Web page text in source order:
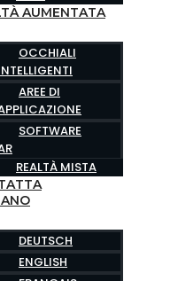
AUMENTATA
OCCHIALI
AREE DI
SOFTWARE
REALTÀ MISTA
DEUTSCH
ENGLISH